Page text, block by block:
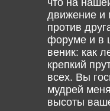
движение и
против
форуме и в
веник: как
крепкий
всех. Вы
мудрей
высоты